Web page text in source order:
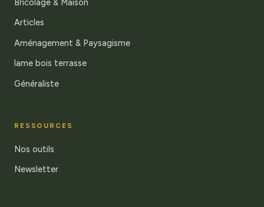
Articles
Aménagement & Paysagisme
lame bois terrasse
Généraliste
RESSOURCES
Nos outils
Newsletter